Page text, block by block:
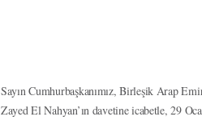
Sayın Cumhurbaşkanımız, Birleşik Arap
Zayed El Nahyan’ın davetine icabetle, 29